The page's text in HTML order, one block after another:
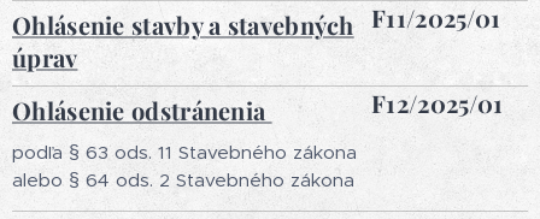
Ohlásenie stavby a stavebných
úprav
F11/2025/01
Ohlásenie odstránenia
podľa § 63 ods. 11 Stavebného zákona
alebo § 64 ods. 2 Stavebného zákona
F12/2025/01